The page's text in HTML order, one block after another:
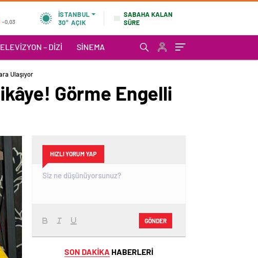
-0,03
İSTANBUL
30° AÇIK
SABAHA KALAN
SÜRE
– DIZI SINEMA
Ulaşıyor
Görme Engelli
HIZLI YORUM YAP
GÖNDER
SON DAKİKA HABERLERİ